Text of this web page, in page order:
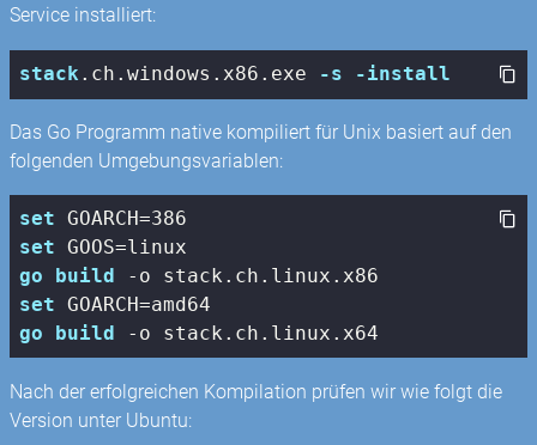
Service installiert:
stack .ch .windows .x86 .exe -s -install
Das Go Programm native kompiliert für Unix basiert auf den
folgenden Umgebungsvariablen:
set GOARCH=386
set
go
build
set
go
build
Nach der erfolgreichen Kompilation prüfen wir wie folgt die
Version unter Ubuntu: